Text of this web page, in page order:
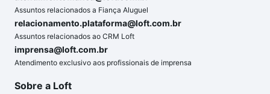
Assuntos relacionados a Fiança Aluguel
relacionamento.plataforma@loft.com.br
Assuntos relacionados ao CRM Loft
imprensa@loft.com.br
Atendimento exclusivo aos profissionais de imprensa
Sobre a Loft